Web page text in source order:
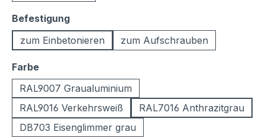
Befestigungauswählen
zum Einbetonieren
zum Aufschrauben
Farbeauswählen
RAL9007 Graualuminium
RAL9016 Verkehrsweiß
RAL7016 Anthrazitgrau
DB703 Eisenglimmer grau